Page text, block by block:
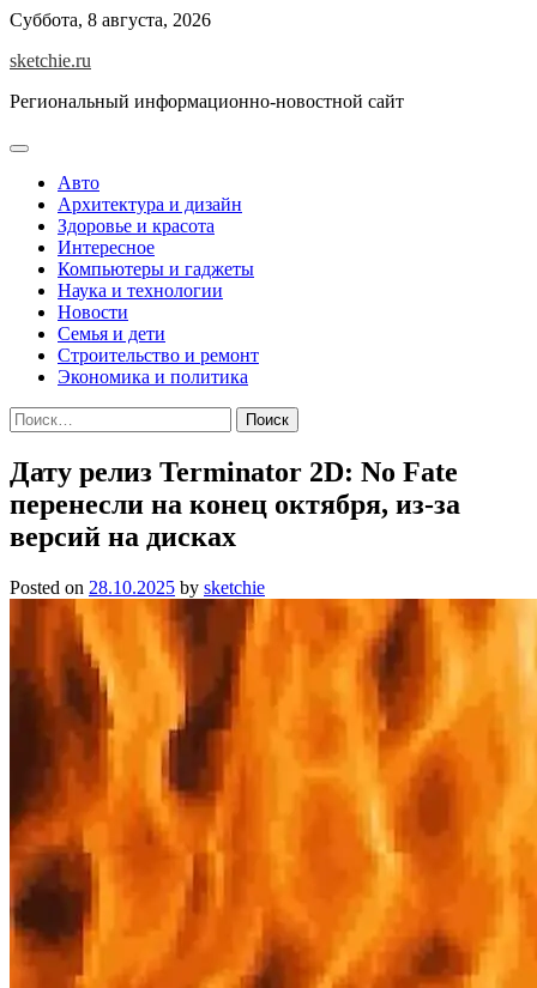
Skip
content
Суббота, 8 августа, 2026
sketchie.ru
Региональный информационно-новостной сайт
Авто
Архитектура и дизайн
Здоровье и красота
Интересное
Компьютеры и гаджеты
Наука и технологии
Новости
Семья и дети
Строительство и ремонт
Экономика и политика
Найти:
Дату релиз Terminator 2D: No Fate
перенесли на конец октября, из-за
версий на дисках
Posted on 28.10.2025 by sketchie